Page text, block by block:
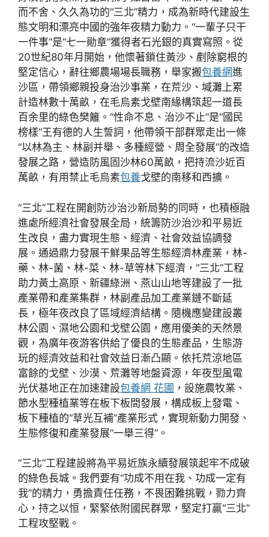
而不舍、久久為功的“三北”精力，成為新時代建設生
態文明和漂亮中國的強年夜精力動力。“一輩子只干
一件事”是“七一勛章”獲得者石光銀的真實寫照。從
20世紀80年月開始，他懷著鎖住黃沙、剷除窮根的
堅定信心，辭往鄉農場場長職務，舉家搬包養網進
沙區，帶領鄉親投身治沙事業，在荒沙、堿灘上累
計造林數十萬畝，在毛烏素戈壁南緣構筑起一道長
百余里的綠色樊籬。“性命不息、治沙不止”是“國民
榜樣”王有德的人生誓詞，他帶領干部群眾走出一條
“以林為主、林副并舉、多種經營、周全發展”的改造
發展之路，營造防風固沙林60萬畝，把持流沙近百
萬畝，有用禁止毛烏素包養戈壁的南移和西擴。
“三北”工程在開創防沙治沙新局勢的同時，也積極融
進處所經濟社會發展全局，統籌防沙治沙和平易近
生改良，盡力實現生態、經濟、社會效益協調發
展。通過鼎力發展干鮮果品等生態經濟林產業，林-
藥、林-菌、林-菜、林-草等林下經濟，“三北”工程
助力黃土高原、新疆綠洲、燕山山地等建設了一批
產業帶和產業集群，林副產品加工產業鏈不斷延
長，極年夜改良了區域經濟結構。隨機應變建設叢
林公園、濕地公園和戈壁公園，應用優美的天然景
觀，為廣年夜游客供給了優良的生態產品，生態游
玩的經濟效益和社會效益日漸凸顯。依托荒涼地區
富餘的戈壁、沙漠、荒灘等地盤資源，年夜型風電
光伏基地正在加速建設包養網 花圃 ，設施農牧業、
節水型種植業等在板下板間發展，構成板上發電、
板下種植的“草光互補”產業形式，實現新動力開發、
生態修復和產業發展“一舉三得”。
“三北”工程建設將為平易近族永續發展筑起牢不成破
的綠色長城。我們要有“功成不用在我、功成一定有
我”的精力，勇擔責任任務，不畏困難挑戰，勠力齊
心，持之以恒，緊緊依附國民群眾，堅定打贏“三北”
工程攻堅戰。